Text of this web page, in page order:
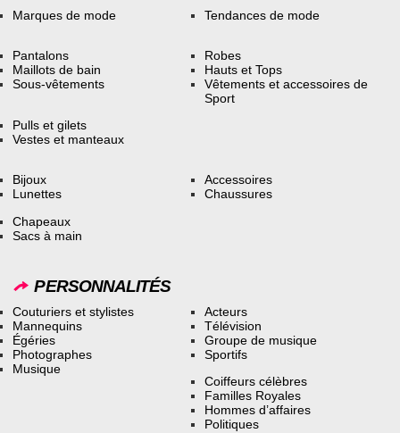
Marques de mode Tendances de mode
Pantalons
Maillots de bain
Sous-vêtements
Robes
Hauts et Tops
Vêtements et accessoires de
Sport
Pulls et gilets
Vestes et manteaux
Bijoux
Lunettes
Accessoires
Chaussures
Chapeaux
Sacs à main
PERSONNALITÉS
Couturiers et stylistes
Mannequins
Égéries
Photographes
Musique
Acteurs
Télévision
Groupe de musique
Sportifs
Coiffeurs célèbres
Familles Royales
Hommes d’affaires
Politiques